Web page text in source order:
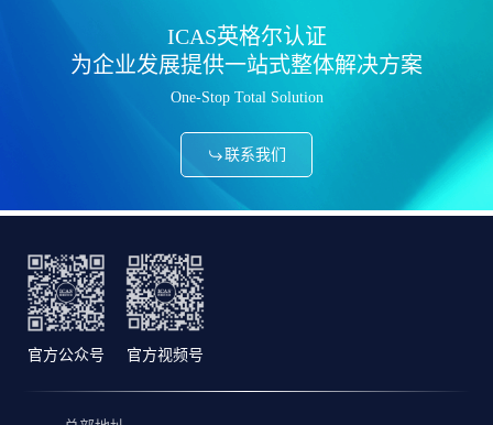
ICAS英格尔认证
为企业发展提供一站式整体解决方案
One-Stop Total Solution
联系我们
官方公众号 官方视频号